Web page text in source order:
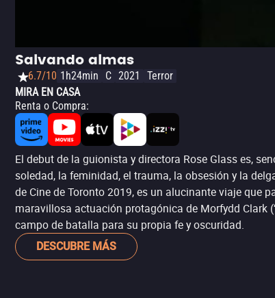
Salvando almas
6.7/10 1h24min C 2021
Terror
MIRA EN CASA
Renta o Compra:
El debut de la guionista y directora Rose Glass es,
soledad, la feminidad, el trauma, la obsesión y la
de Cine de Toronto 2019, es un alucinante viaje que
maravillosa actuación protagónica de Morfydd Clark
campo de batalla para su propia fe y oscuridad.
DESCUBRE MÁS